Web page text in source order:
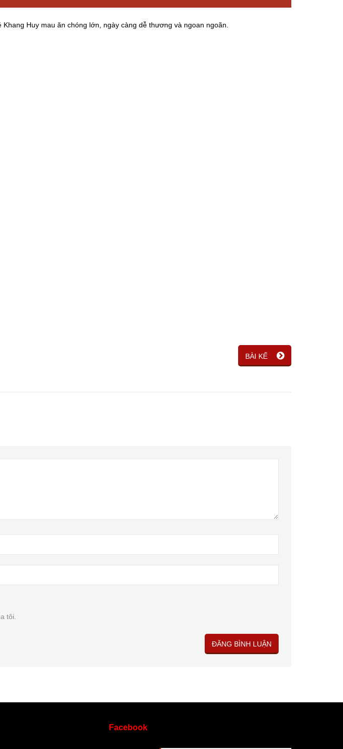
Huy mau ăn chóng lớn, ngày càng dễ thương và ngoan ngoãn.
BÀI KẾ
tôi.
Facebook